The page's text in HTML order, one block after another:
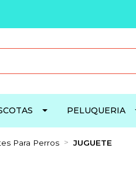
PELUQUERIA
Para Perros JUGUETE